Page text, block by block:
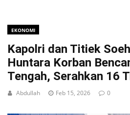
EKONOMI
Kapolri dan Titiek
Huntara Korban
Tengah, Serahkan 16
Abdullah Feb 15, 2026 0